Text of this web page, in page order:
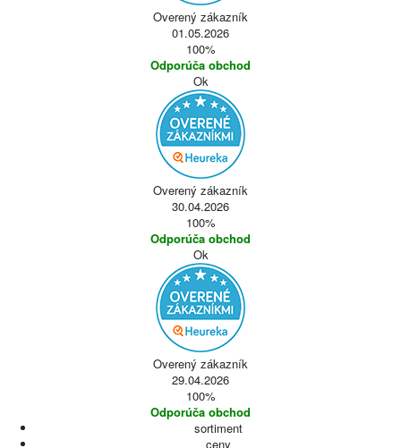
Overený zákazník
01.05.2026
100%
Odporúča obchod
Ok
Overený zákazník
30.04.2026
100%
Odporúča obchod
Ok
Overený zákazník
29.04.2026
100%
Odporúča obchod
sortiment
ceny